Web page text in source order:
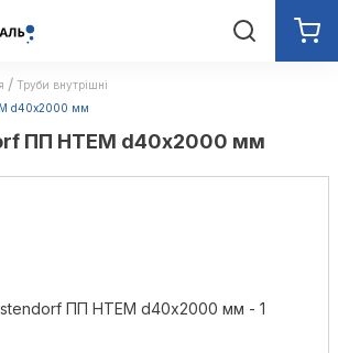
Труби внутрішні
d40х2000 мм
ПП HTEM d40х2000 мм